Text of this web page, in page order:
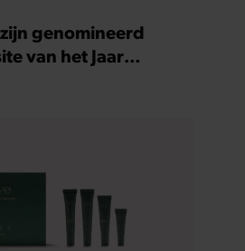
genomineerd
van het Jaar